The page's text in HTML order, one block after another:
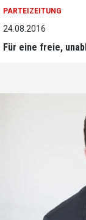
PARTEIZEITUNG
24.08.2016
Für eine freie,